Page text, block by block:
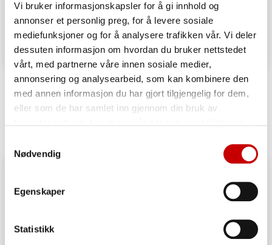
Vi bruker informasjonskapsler for å gi innhold og
annonser et personlig preg, for å levere sosiale
mediefunksjoner og for å analysere trafikken vår. Vi deler
dessuten informasjon om hvordan du bruker nettstedet
vårt, med partnerne våre innen sosiale medier,
annonsering og analysearbeid, som kan kombinere den
med annen informasjon du har gjort tilgjengelig for dem,
eller som de har samlet inn gjennom din bruk av
Nødvendig
Egenskaper
Statistikk
Eltefrie rundstykker med revet brunost
ENKEL